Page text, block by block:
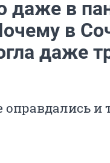
даже в
в
даже
оправдались